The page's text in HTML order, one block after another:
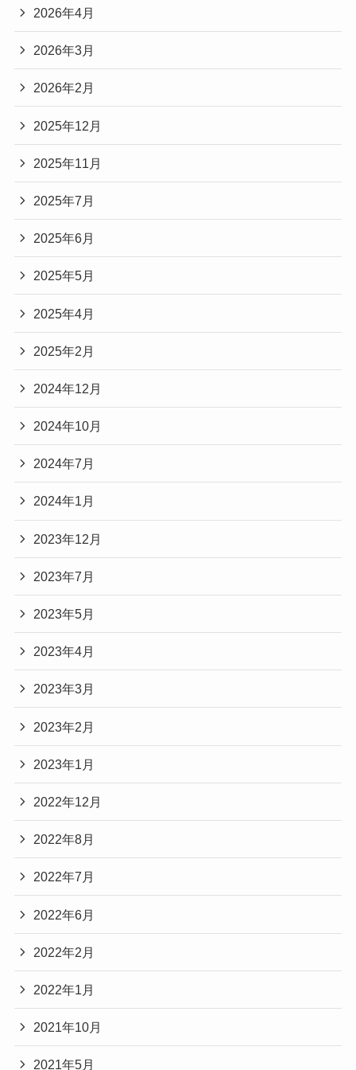
2026年4月
2026年3月
2026年2月
2025年12月
2025年11月
2025年7月
2025年6月
2025年5月
2025年4月
2025年2月
2024年12月
2024年10月
2024年7月
2024年1月
2023年12月
2023年7月
2023年5月
2023年4月
2023年3月
2023年2月
2023年1月
2022年12月
2022年8月
2022年7月
2022年6月
2022年2月
2022年1月
2021年10月
2021年5月